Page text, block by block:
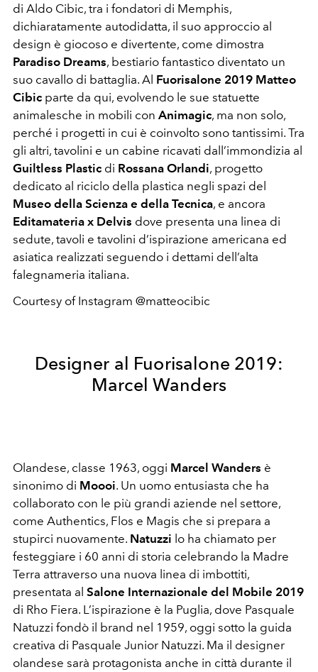
di Aldo Cibic, tra i fondatori di Memphis,
dichiaratamente autodidatta, il suo approccio al
design è giocoso e divertente, come dimostra
Paradiso Dreams, bestiario fantastico diventato un
suo cavallo di battaglia. Al Fuorisalone 2019 Matteo
Cibic parte da qui, evolvendo le sue statuette
animalesche in mobili con Animagic, ma non solo,
perché i progetti in cui è coinvolto sono tantissimi. Tra
gli altri, tavolini e un cabine ricavati dall’immondizia al
Guiltless Plastic di Rossana Orlandi, progetto
dedicato al riciclo della plastica negli spazi del
Museo della Scienza e della Tecnica, e ancora
Editamateria x Delvis dove presenta una linea di
sedute, tavoli e tavolini d’ispirazione americana ed
asiatica realizzati seguendo i dettami dell’alta
falegnameria italiana.
Courtesy of Instagram @matteocibic
Designer al Fuorisalone 2019:
Marcel Wanders
Olandese, classe 1963, oggi Marcel Wanders è
sinonimo di Moooi. Un uomo entusiasta che ha
collaborato con le più grandi aziende nel settore,
come Authentics, Flos e Magis che si prepara a
stupirci nuovamente. Natuzzi lo ha chiamato per
festeggiare i 60 anni di storia celebrando la Madre
Terra attraverso una nuova linea di imbottiti,
presentata al Salone Internazionale del Mobile 2019
di Rho Fiera. L’ispirazione è la Puglia, dove Pasquale
Natuzzi fondò il brand nel 1959, oggi sotto la guida
creativa di Pasquale Junior Natuzzi. Ma il designer
olandese sarà protagonista anche in città durante il